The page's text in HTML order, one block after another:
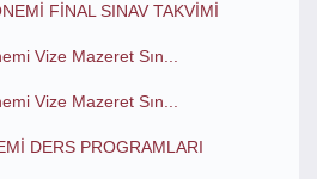
FİNAL SINAV TAKVİMİ
Vize Mazeret Sın...
Vize Mazeret Sın...
DERS PROGRAMLARI